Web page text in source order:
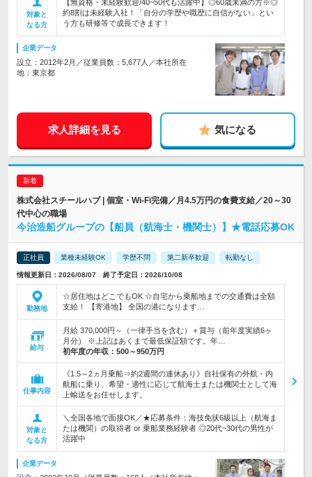
対象と
なる方
【無資格・未経験歓迎/40~50代も活躍中】◎60歳未満の方※◎
約8割は未経験入社！「自分の学歴や職歴に自信がない」とい
う方も研修等で成長できます！
企業データ
設立：2012年2月／従業員数：5,677人／本社所在
地：東京都
求人詳細を見る 気になる
株式会社スチールハブ | 個室・Wi-Fi完備／月4.5万円の食費支給／20～30
代中心の職場
今治造船グループの【船員（航海士・機関士）】★電話応募OK
正社員 業種未経験OK 学歴不問 第二新卒歓迎 転勤なし
情報更新日：2026/08/07 終了予定日：2026/10/08
勤務地
☆居住地はどこでもOK ☆自宅から乗船地までの交通費は全額
支給！ 【寄港地】 全国の港になります…
給与
月給 370,000円～（一律手当を含む）＋賞与（前年度実績6ヶ
月分） ※上記はあくまで最低保証額です。年…
初年度の年収： 500～950万円
仕事内容
《1.5～2ヵ月乗船⇒約2週間の連休あり》自社保有の外航・内
航船に乗り、希望・適性に応じて航海士または機関士として海
上輸送をお任せします。
対象と
なる方
＼全国各地で面接OK／★応募条件：海技免状6級以上（航海ま
たは機関）の取得者 or 乗船業務経験者 ◎20代~30代の男性が
活躍中
企業データ